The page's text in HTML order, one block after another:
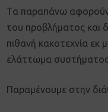
Τα παραπάνω
του προβλήματος και
πιθανή κακοτεχνία εκ
ελάττωμα
Παραμένουμε στην